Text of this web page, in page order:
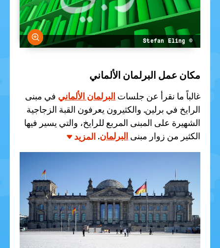
© Stefan Eling
مكان عمل البرلمان الألماني
غالباً ما نقرأ عن جلسات البرلمان الألماني في مبنى
الرايخ في برلين. والكثيرون يعرفون القبة الزجاجية
الشهيرة على المبنى المربع للرايخ، والتي يسير فيها
الكثير من زوار مبنى البرلمان. المزيد